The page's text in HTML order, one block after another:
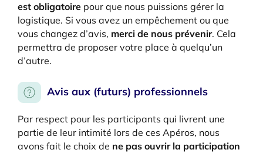
est obligatoire pour que nous puissions gérer la
logistique. Si vous avez un empêchement ou que
vous changez d’avis, merci de nous prévenir. Cela
permettra de proposer votre place à quelqu’un
d’autre.
Avis aux (futurs) professionnels
Par respect pour les participants qui livrent une
partie de leur intimité lors de ces Apéros, nous
avons fait le choix de ne pas ouvrir la participation